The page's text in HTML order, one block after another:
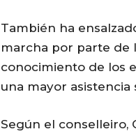
También ha
marcha por parte de
conocimiento de los
una mayor asistencia
Según el conselleiro,